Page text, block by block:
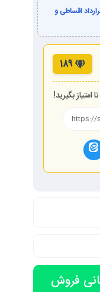
اقساطی و
189
امتیاز بگیرید!
فروش